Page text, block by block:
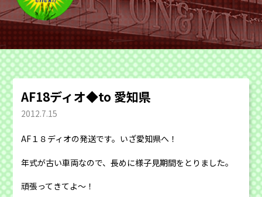
AF18ディオ◆to 愛知県
2012.7.15
AF１８ディオの発送です。いざ愛知県へ！
年式が古い車両なので、長めに様子見期間をとりました。
頑張ってきてよ〜！